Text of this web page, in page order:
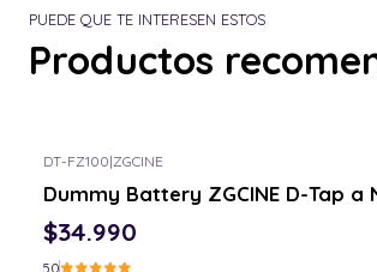
PUEDE QUE TE INTERESEN ESTOS
Productos
DT-FZ100|ZGCINE
Dummy Battery ZGCINE D-Tap a
$34.990
5.0